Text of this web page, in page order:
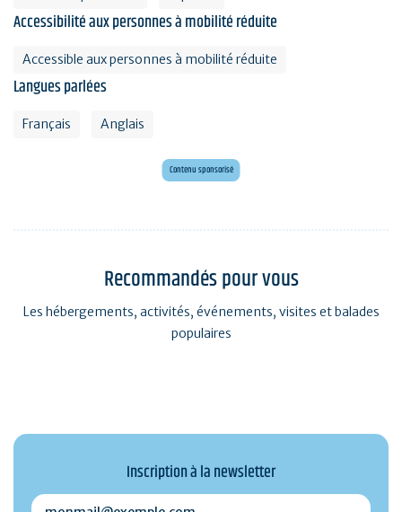
Accessibilité aux personnes à mobilité réduite
Accessible aux personnes à mobilité réduite
Langues parlées
Français Anglais
Contenu sponsorisé
Maxi mini golf 26 trous à deux pas de l'océan
Recommandés pour vous
Les hébergements, activités, événements, visites et balades
populaires
Inscription à la newsletter
monmail@exemple.com